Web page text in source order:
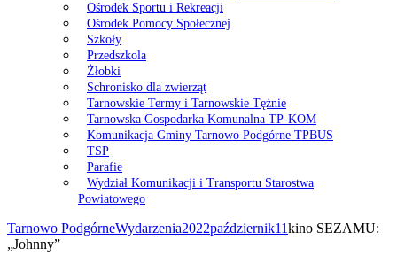
Ośrodek Sportu i Rekreacji
Ośrodek Pomocy Społecznej
Szkoły
Przedszkola
Żłobki
Schronisko dla zwierząt
Tarnowskie Termy i Tarnowskie Tężnie
Tarnowska Gospodarka Komunalna TP-KOM
Komunikacja Gminy Tarnowo Podgórne TPBUS
TSP
Parafie
Wydział Komunikacji i Transportu Starostwa
Powiatowego
Tarnowo PodgórneWydarzenia2022październik11kino SEZAMU:
„Johnny”